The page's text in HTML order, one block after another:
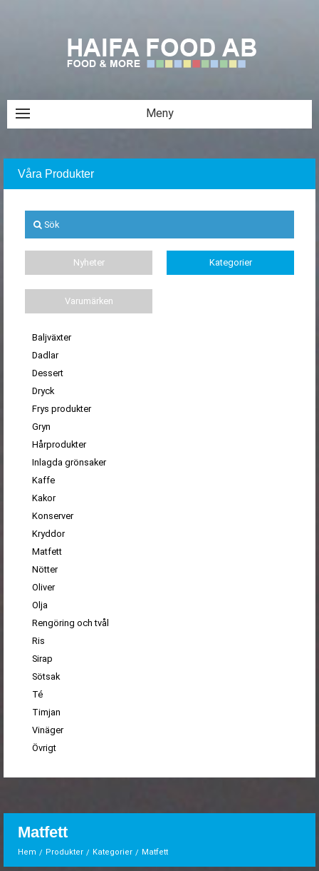
Våra Produkter
Sök
Nyheter Kategorier
Varumärken
Baljväxter
Dadlar
Dessert
Dryck
Frys produkter
Gryn
Hårprodukter
Inlagda grönsaker
Kaffe
Kakor
Konserver
Kryddor
Matfett
Nötter
Oliver
Olja
Rengöring och tvål
Ris
Sirap
Sötsak
Té
Timjan
Vinäger
Övrigt
Matfett
Hem Produkter Kategorier Matfett